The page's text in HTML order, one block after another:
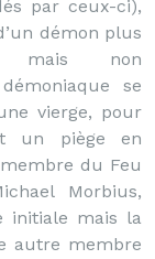
par ceux-ci),
démon plus
mais non
se
vierge, pour
un piège en
du Feu
Morbius,
initiale mais la
autre membre